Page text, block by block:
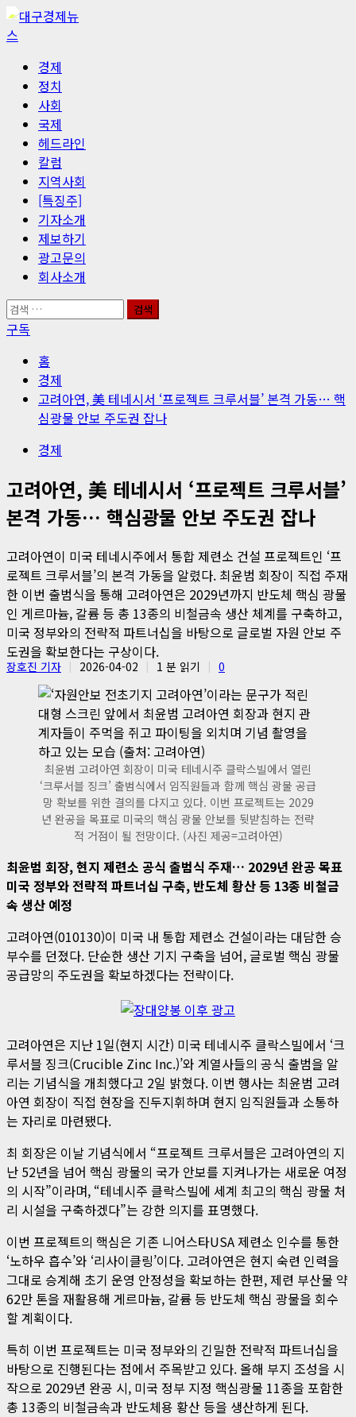
콘
텐
경제
정치
사회
국제
헤드라인
칼럼
지역사회
[특징주]
기자소개
제보하기
광고문의
회사소개
검
색:
구독
홈
경제
고려아연, 美 테네시서 ‘프로젝트 크루서블’ 본격 가동… 핵
심광물 안보 주도권 잡나
경제
고려아연, 美 테네시서 ‘프로젝트 크루서블’
본격 가동… 핵심광물 안보 주도권 잡나
고려아연이 미국 테네시주에서 통합 제련소 건설 프로젝트인 ‘프
로젝트 크루서블’의 본격 가동을 알렸다. 최윤범 회장이 직접 주재
한 이번 출범식을 통해 고려아연은 2029년까지 반도체 핵심 광물
인 게르마늄, 갈륨 등 총 13종의 비철금속 생산 체계를 구축하고,
미국 정부와의 전략적 파트너십을 바탕으로 글로벌 자원 안보 주
도권을 확보한다는 구상이다.
장호진 기자 2026-04-02 1 분 읽기 0
최윤범 고려아연 회장이 미국 테네시주 클락스빌에서 열린
‘크루서블 징크’ 출범식에서 임직원들과 함께 핵심 광물 공급
망 확보를 위한 결의를 다지고 있다. 이번 프로젝트는 2029
년 완공을 목표로 미국의 핵심 광물 안보를 뒷받침하는 전략
적 거점이 될 전망이다. (사진 제공=고려아연)
최윤범 회장, 현지 제련소 공식 출범식 주재… 2029년 완공 목표
미국 정부와 전략적 파트너십 구축, 반도체 황산 등 13종 비철금
속 생산 예정
고려아연(010130)이 미국 내 통합 제련소 건설이라는 대담한 승
부수를 던졌다. 단순한 생산 기지 구축을 넘어, 글로벌 핵심 광물
공급망의 주도권을 확보하겠다는 전략이다.
고려아연은 지난 1일(현지 시간) 미국 테네시주 클락스빌에서 ‘크
루서블 징크(Crucible Zinc Inc.)’와 계열사들의 공식 출범을 알
리는 기념식을 개최했다고 2일 밝혔다. 이번 행사는 최윤범 고려
아연 회장이 직접 현장을 진두지휘하며 현지 임직원들과 소통하
는 자리로 마련됐다.
최 회장은 이날 기념식에서 “프로젝트 크루서블은 고려아연의 지
난 52년을 넘어 핵심 광물의 국가 안보를 지켜나가는 새로운 여정
의 시작”이라며, “테네시주 클락스빌에 세계 최고의 핵심 광물 처
리 시설을 구축하겠다”는 강한 의지를 표명했다.
이번 프로젝트의 핵심은 기존 니어스타USA 제련소 인수를 통한
‘노하우 흡수’와 ‘리사이클링’이다. 고려아연은 현지 숙련 인력을
그대로 승계해 초기 운영 안정성을 확보하는 한편, 제련 부산물 약
62만 톤을 재활용해 게르마늄, 갈륨 등 반도체 핵심 광물을 회수
할 계획이다.
특히 이번 프로젝트는 미국 정부와의 긴밀한 전략적 파트너십을
바탕으로 진행된다는 점에서 주목받고 있다. 올해 부지 조성을 시
작으로 2029년 완공 시, 미국 정부 지정 핵심광물 11종을 포함한
총 13종의 비철금속과 반도체용 황산 등을 생산하게 된다.